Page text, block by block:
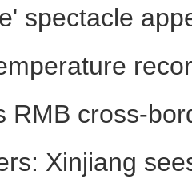
什地区400余万亩冬
spectacle
RMB cross-
Xinjiang